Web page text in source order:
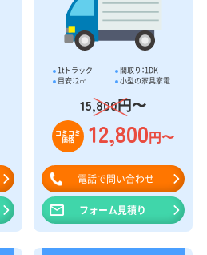
1tトラック
間取り：1DK
目安：2㎥
小型の家具家電
15,800円〜
コミコミ
価格 12,800円〜
電話で問い合わせ
フォーム見積り